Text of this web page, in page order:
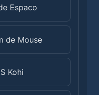
Espaco
de Mouse
Kohi